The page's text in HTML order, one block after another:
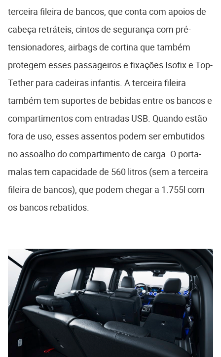
terceira fileira de bancos, que conta com apoios de
cabeça retráteis, cintos de segurança com pré-
tensionadores, airbags de cortina que também
protegem esses passageiros e fixações Isofix e Top-
Tether para cadeiras infantis. A terceira fileira
também tem suportes de bebidas entre os bancos e
compartimentos com entradas USB. Quando estão
fora de uso, esses assentos podem ser embutidos
no assoalho do compartimento de carga. O porta-
malas tem capacidade de 560 litros (sem a terceira
fileira de bancos), que podem chegar a 1.755l com
os bancos rebatidos.